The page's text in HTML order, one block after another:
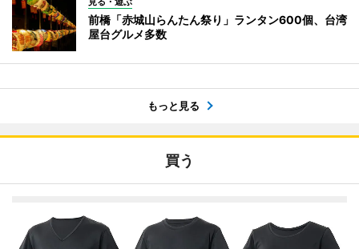
前橋「赤城山らんたん祭り」ランタン600個、台湾
屋台グルメ多数
もっと見る
買う